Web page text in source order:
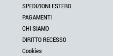
SPEDIZIONI ESTERO
PAGAMENTI
CHI SIAMO
DIRITTO RECESSO
Cookies